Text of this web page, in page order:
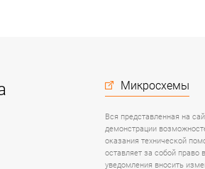
Микросхемы
Вся представленная на
демонстрации
оказания технической
оставляет за собой право
уведомления вносить